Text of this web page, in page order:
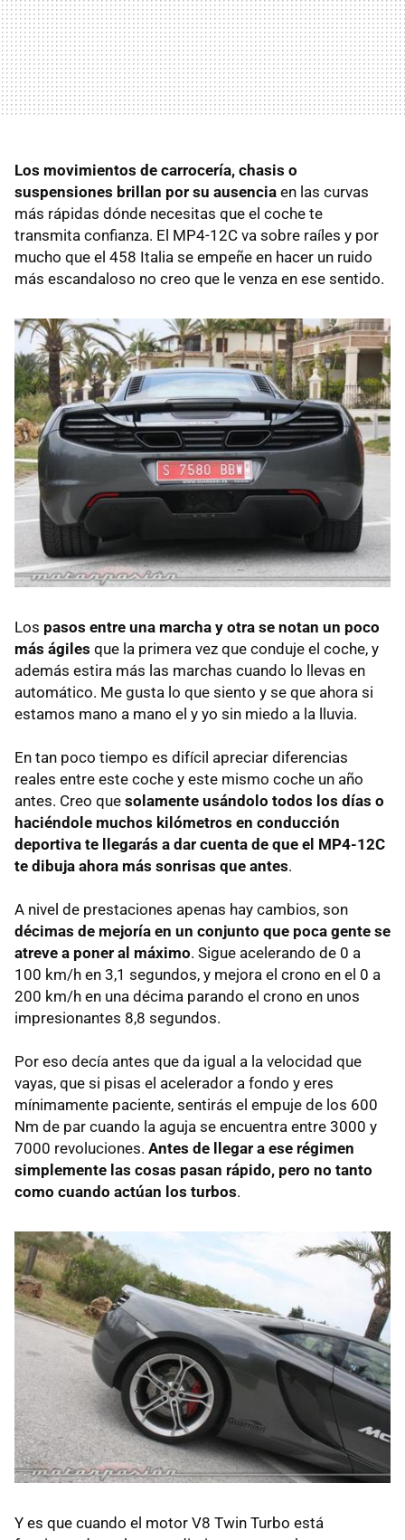
Los movimientos de carrocería, chasis o
suspensiones brillan por su ausencia en las curvas
más rápidas dónde necesitas que el coche te
transmita confianza. El MP4-12C va sobre raíles y por
mucho que el 458 Italia se empeñe en hacer un ruido
más escandaloso no creo que le venza en ese sentido.
Los pasos entre una marcha y otra se notan un poco
más ágiles que la primera vez que conduje el coche, y
además estira más las marchas cuando lo llevas en
automático. Me gusta lo que siento y se que ahora si
estamos mano a mano el y yo sin miedo a la lluvia.
En tan poco tiempo es difícil apreciar diferencias
reales entre este coche y este mismo coche un año
antes. Creo que solamente usándolo todos los días o
haciéndole muchos kilómetros en conducción
deportiva te llegarás a dar cuenta de que el MP4-12C
te dibuja ahora más sonrisas que antes.
A nivel de prestaciones apenas hay cambios, son
décimas de mejoría en un conjunto que poca gente se
atreve a poner al máximo. Sigue acelerando de 0 a
100 km/h en 3,1 segundos, y mejora el crono en el 0 a
200 km/h en una décima parando el crono en unos
impresionantes 8,8 segundos.
Por eso decía antes que da igual a la velocidad que
vayas, que si pisas el acelerador a fondo y eres
mínimamente paciente, sentirás el empuje de los 600
Nm de par cuando la aguja se encuentra entre 3000 y
7000 revoluciones. Antes de llegar a ese régimen
simplemente las cosas pasan rápido, pero no tanto
como cuando actúan los turbos.
Y es que cuando el motor V8 Twin Turbo está